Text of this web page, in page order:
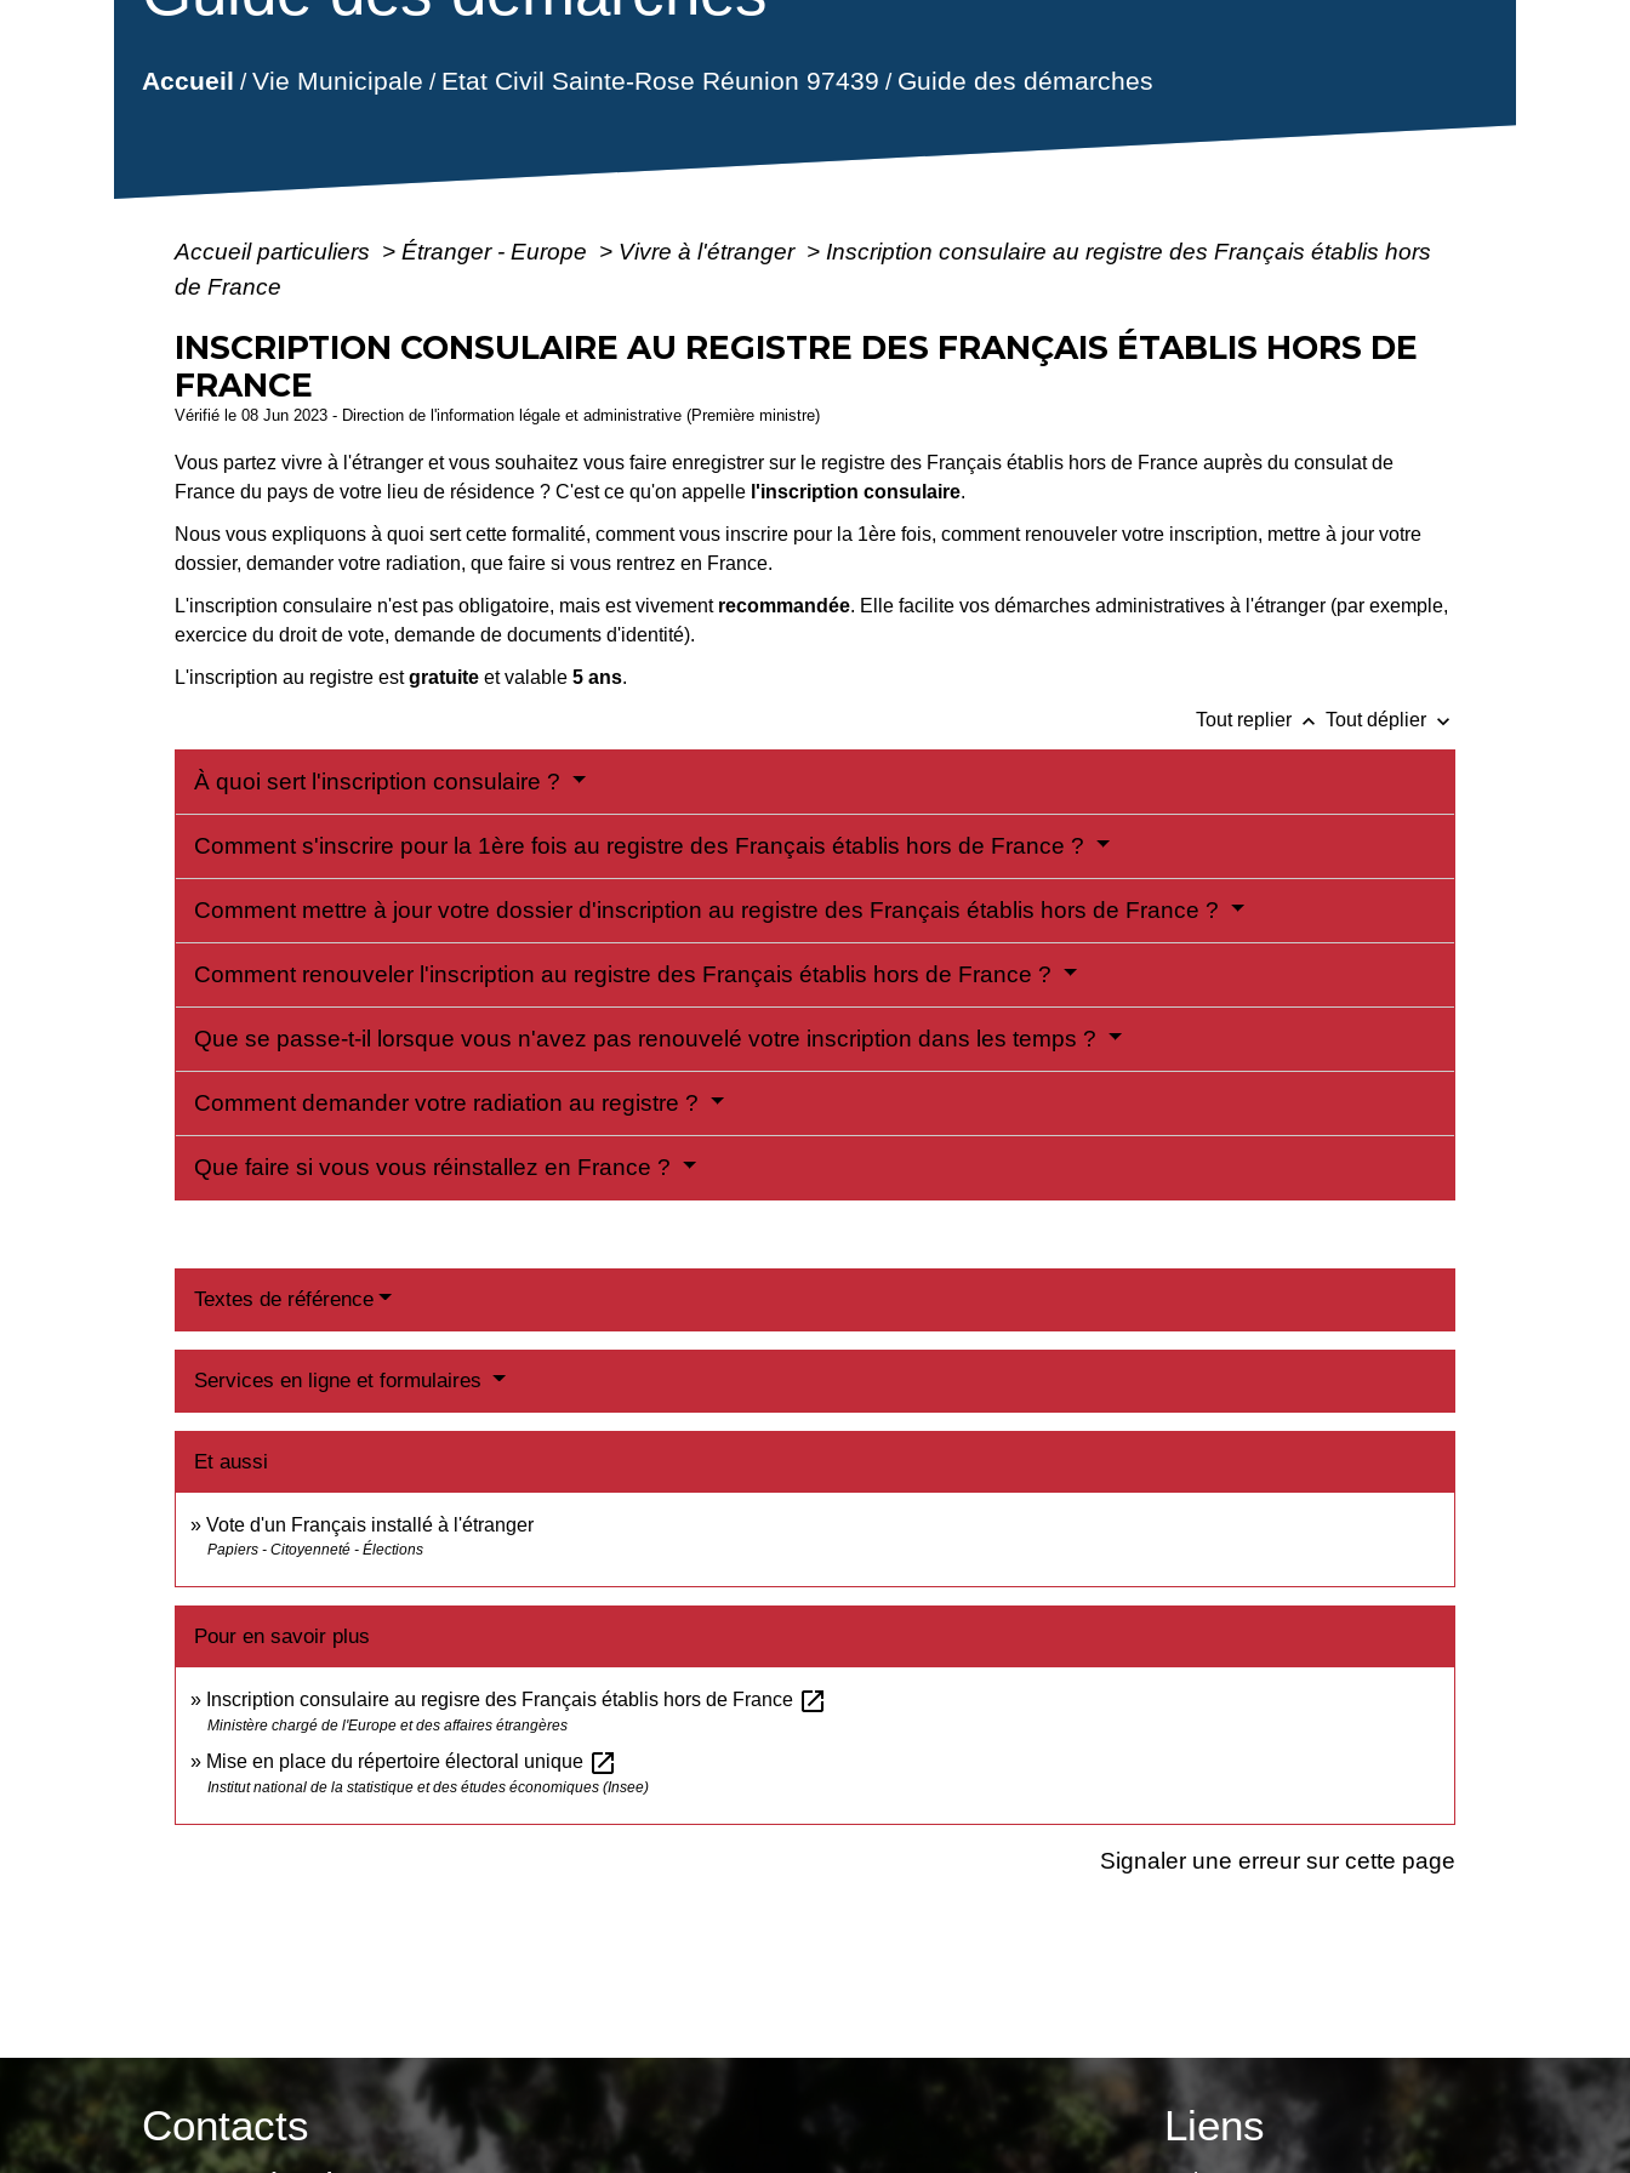
Accueil /Vie Municipale / Etat Civil Sainte-Rose Réunion 97439 / Guide des démarches
Accueil particuliers > Étranger - Europe > Vivre à l'étranger > Inscription consulaire au registre des Français établis hors
de France
INSCRIPTION CONSULAIRE AU REGISTRE DES FRANÇAIS ÉTABLIS HORS DE
FRANCE
Vérifié le 08 Jun 2023 - Direction de l'information légale et administrative (Première ministre)
Vous partez vivre à l'étranger et vous souhaitez vous faire enregistrer sur le registre des Français établis hors de France auprès du consulat de
France du pays de votre lieu de résidence ? C'est ce qu'on appelle l'inscription consulaire.
Nous vous expliquons à quoi sert cette formalité, comment vous inscrire pour la 1ère fois, comment renouveler votre inscription, mettre à jour votre
dossier, demander votre radiation, que faire si vous rentrez en France.
L'inscription consulaire n'est pas obligatoire, mais est vivement recommandée. Elle facilite vos démarches administratives à l'étranger (par exemple,
exercice du droit de vote, demande de documents d'identité).
L'inscription au registre estgratuite et valable5 ans.
Tout replier keyboard_arrow_up Tout déplier keyboard_arrow_down
À quoi sert l'inscription consulaire ?
Comment s'inscrire pour la 1ère fois au registre des Français établis hors de France ?
Comment mettre à jour votre dossier d'inscription au registre des Français établis hors de France ?
Comment renouveler l'inscription au registre des Français établis hors de France ?
Que se passe-t-il lorsque vous n'avez pas renouvelé votre inscription dans les temps ?
Comment demander votre radiation au registre ?
Que faire si vous vous réinstallez en France ?
Textes de référence
Services en ligne et formulaires
Et aussi
Vote d'un Français installé à l'étranger
Papiers - Citoyenneté - Élections
Pour en savoir plus
Inscription consulaire au regisre des Français établis hors de France open_in_new
Ministère chargé de l'Europe et des affaires étrangères
Mise en place du répertoire électoral unique open_in_new
Institut national de la statistique et des études économiques (Insee)
Signaler une erreur sur cette page
Contacts Liens